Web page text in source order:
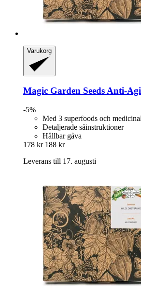
Varukorg
Magic Garden Seeds Anti-​
-5%
Med 3 superfoods och
Detaljerade såinstruktioner
Hållbar gåva
178 kr 188 kr
Leverans till 17. augusti